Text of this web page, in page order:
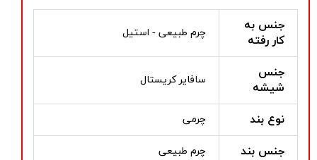
جنس به
کار رفته
چرم طبیعی - استیل
جنس
شیشه
سافایر کریستال
نوع بند چرمی
جنس بند چرم طبیعی